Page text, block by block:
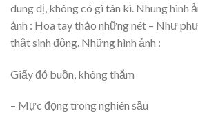
dung dị, không có gì tân kì. Nhung hình
ảnh : Hoa tay thảo những nét – Như
thật sinh động. Những hình ảnh :
Giấy đỏ buồn, không thắm
– Mực đọng trong nghiên sầu